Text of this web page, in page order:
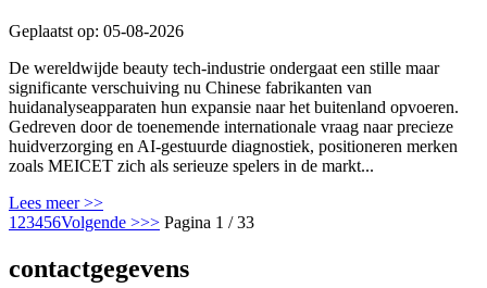
Geplaatst op: 05-08-2026
De wereldwijde beauty tech-industrie ondergaat een stille maar
significante verschuiving nu Chinese fabrikanten van
huidanalyseapparaten hun expansie naar het buitenland opvoeren.
Gedreven door de toenemende internationale vraag naar precieze
huidverzorging en AI-gestuurde diagnostiek, positioneren merken
zoals MEICET zich als serieuze spelers in de markt...
Lees meer >>
1 23456Volgende >>> Pagina 1 / 33
contactgegevens